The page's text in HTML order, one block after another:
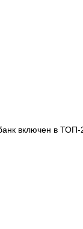
включен в